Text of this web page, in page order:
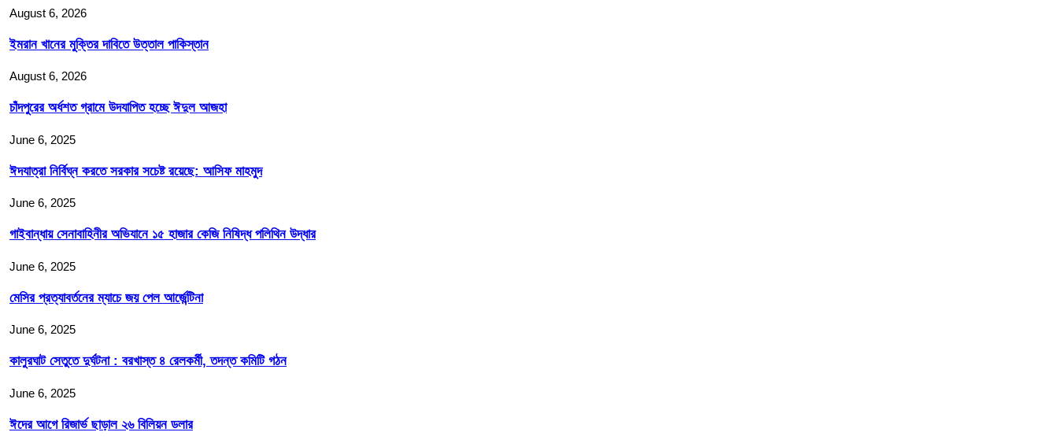
August 6, 2026
ইমরান খানের মুক্তির দাবিতে উত্তাল পাকিস্তান
August 6, 2026
চাঁদপুরের অর্ধশত গ্রামে উদযাপিত হচ্ছে ঈদুল আজহা
June 6, 2025
ঈদযাত্রা নির্বিঘ্ন করতে সরকার সচেষ্ট রয়েছে: আসিফ মাহমুদ
June 6, 2025
গাইবান্ধায় সেনাবাহিনীর অভিযানে ১৫ হাজার কেজি নিষিদ্ধ পলিথিন উদ্ধার
June 6, 2025
মেসির প্রত্যাবর্তনের ম্যাচে জয় পেল আর্জেন্টিনা
June 6, 2025
কালুরঘাট সেতুতে দুর্ঘটনা : বরখাস্ত ৪ রেলকর্মী, তদন্ত কমিটি গঠন
June 6, 2025
ঈদের আগে রিজার্ভ ছাড়াল ২৬ বিলিয়ন ডলার